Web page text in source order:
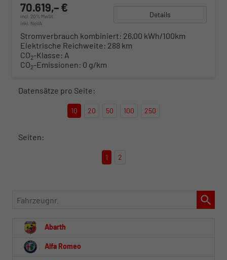
70.619,– €
incl. 20% MwSt.
inkl. NoVA
Details
Stromverbrauch kombiniert: 26,00 kWh/100km
Elektrische Reichweite: 288 km
CO2-Klasse: A
CO2-Emissionen: 0 g/km
Datensätze pro Seite:
10 20 50 100 250
Seiten:
1 2
Fahrzeugnr.
Abarth
Alfa Romeo